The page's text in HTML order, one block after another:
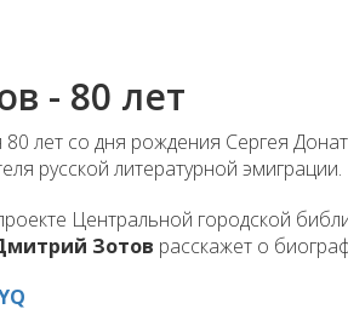
- 80 лет
80 лет со дня рождения Сергея
русской литературной эмиграции.
Центральной городской
митрий Зотов расскажет о